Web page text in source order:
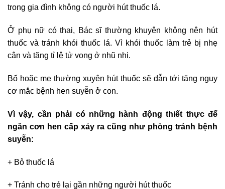
trong gia đình không có người hút thuốc lá.
Ở phụ nữ có thai, Bác sĩ thường khuyên không nên hút
thuốc và tránh khói thuốc lá. Vì khói thuốc làm trẻ bị nhẹ
cân và tăng tỉ lệ tử vong ở nhũ nhi.
Bố hoặc mẹ thường xuyên hút thuốc sẽ dẫn tới tăng nguy
cơ mắc bệnh hen suyễn ở con.
Vì vậy, cần phải có những hành động thiết thực để
ngăn cơn hen cấp xảy ra cũng như phòng tránh bệnh
suyễn:
+ Bỏ thuốc lá
+ Tránh cho trẻ lại gần những người hút thuốc